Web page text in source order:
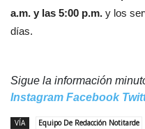
a.m. y las 5:00 p.m. y los
días.
Sigue la información
Instagram Facebook
VÍA
Equipo De Redacción Notitarde